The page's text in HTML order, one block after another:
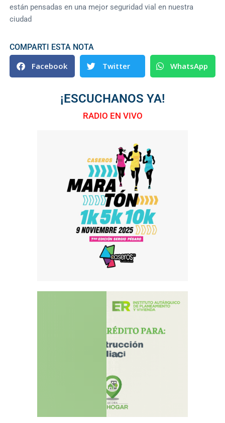
están pensadas en una mejor seguridad vial en nuestra
ciudad
COMPARTI ESTA NOTA
Facebook Twitter WhatsApp
¡ESCUCHANOS YA!
RADIO EN VIVO